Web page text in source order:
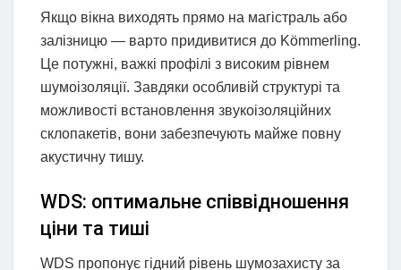
Якщо вікна виходять прямо на магістраль або
залізницю — варто придивитися до Kömmerling.
Це потужні, важкі профілі з високим рівнем
шумоізоляції. Завдяки особливій структурі та
можливості встановлення звукоізоляційних
склопакетів, вони забезпечують майже повну
акустичну тишу.
WDS: оптимальне співвідношення
ціни та тиші
WDS пропонує гідний рівень шумозахисту за